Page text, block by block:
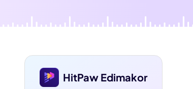
HitPaw Edimakor